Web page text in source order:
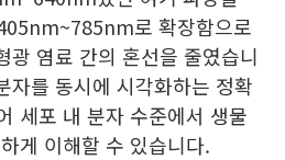
로 확장함으로
광 염료 간의 혼선을 줄였습니
자를 동시에 시각화하는 정확
세포 내 분자 수준에서 생물
게 이해할 수 있습니다.